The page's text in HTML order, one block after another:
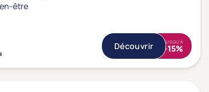
être
Découvrir JUSQU'À
-15%